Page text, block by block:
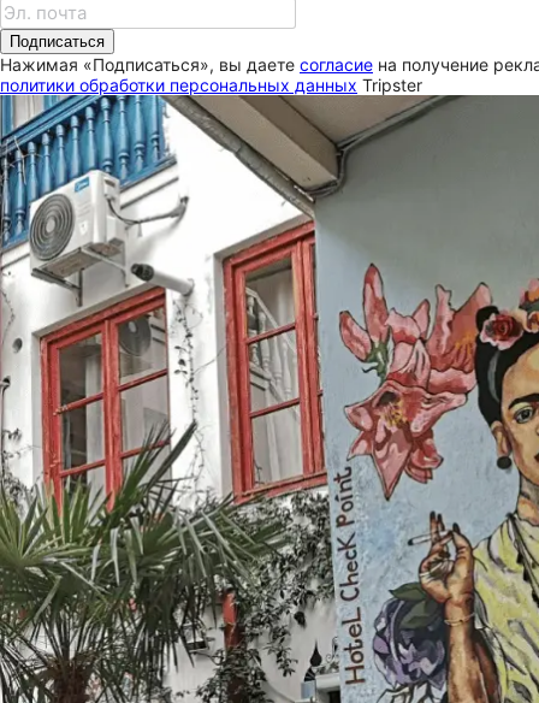
Подписаться
Нажимая «Подписаться», вы даете согласие на получение
политики обработки персональных данных Tripster